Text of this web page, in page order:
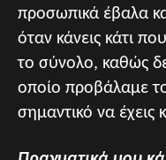
προσωπικά έβαλα
όταν κάνεις κάτι
το σύνολο, καθώς
οποίο προβάλαμε
σημαντικό να έχεις